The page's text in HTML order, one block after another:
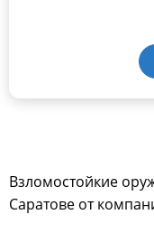
Взломостойкие
Саратове от